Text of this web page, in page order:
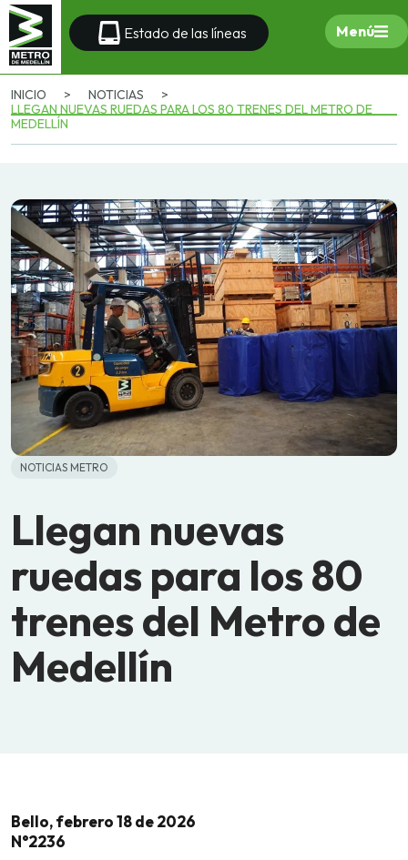
Estado de las líneas Menú
INICIO > NOTICIAS
>
LLEGAN NUEVAS RUEDAS PARA LOS 80 TRENES DEL METRO DE
MEDELLÍN
NOTICIAS METRO
Llegan nuevas
ruedas para los 80
trenes del Metro de
Medellín
Bello, febrero 18 de 2026
N°2236